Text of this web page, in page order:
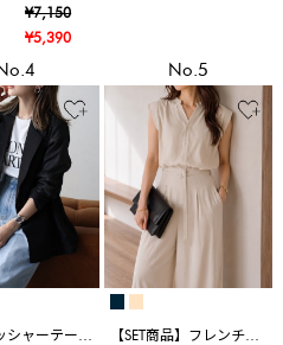
¥7,150
¥5,390
シャーテー
No.5
【SET商品】フレンチス